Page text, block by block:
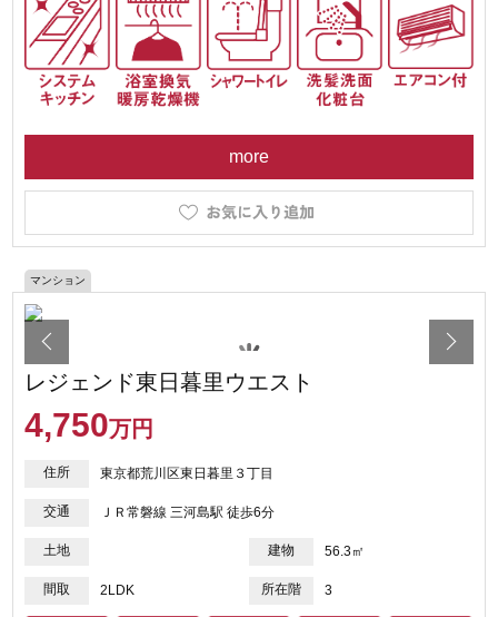
more
マンション
レジェンド東日暮里ウエスト
4,750万円
住所 東京都荒川区東日暮里３丁目
交通 ＪＲ常磐線 三河島駅 徒歩6分
土地 建物 56.3㎡
間取 2LDK 所在階 3